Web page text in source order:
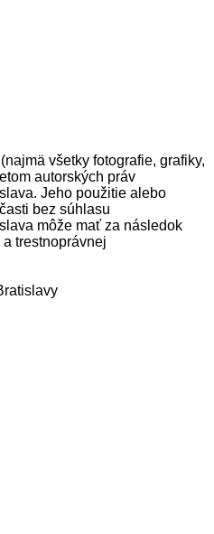
všetky fotografie, grafiky,
autorských práv
Jeho použitie alebo
bez súhlasu
môže mať za následok
trestnoprávnej